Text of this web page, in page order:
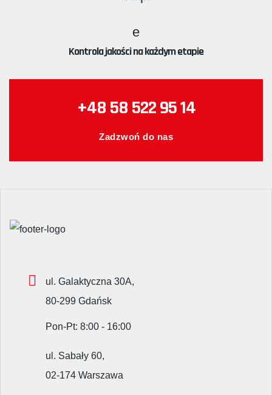
Kontrola jakości na każdym etapie
+48 58 522 95 14
Zadzwoń do nas
ul. Galaktyczna 30A,
80-299 Gdańsk
Pon-Pt: 8:00 - 16:00
ul. Sabały 60,
02-174 Warszawa